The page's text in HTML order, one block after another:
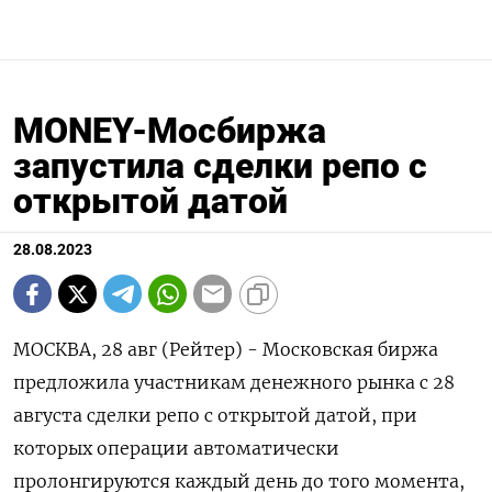
MONEY-Мосбиржа
запустила сделки репо с
открытой датой
28.08.2023
МОСКВА, 28 авг (Рейтер) - Московская биржа
предложила участникам денежного рынка с 28
августа сделки репо с открытой датой, при
которых операции автоматически
пролонгируются каждый день до того момента,